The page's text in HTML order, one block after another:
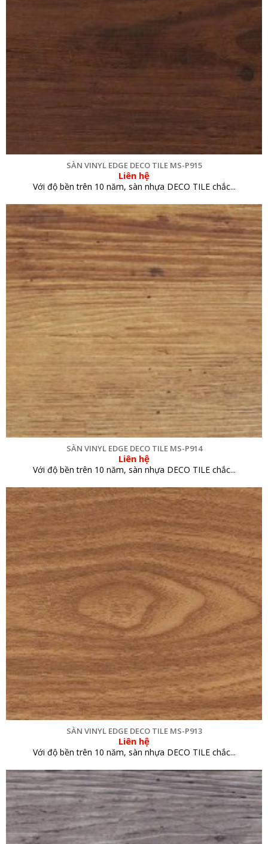
SÀN VINYL EDGE DECO TILE MS-P915
Liên hệ
Với độ bền trên 10 năm, sàn nhựa DECO TILE chắc...
SÀN VINYL EDGE DECO TILE MS-P914
Liên hệ
Với độ bền trên 10 năm, sàn nhựa DECO TILE chắc...
SÀN VINYL EDGE DECO TILE MS-P913
Liên hệ
Với độ bền trên 10 năm, sàn nhựa DECO TILE chắc...